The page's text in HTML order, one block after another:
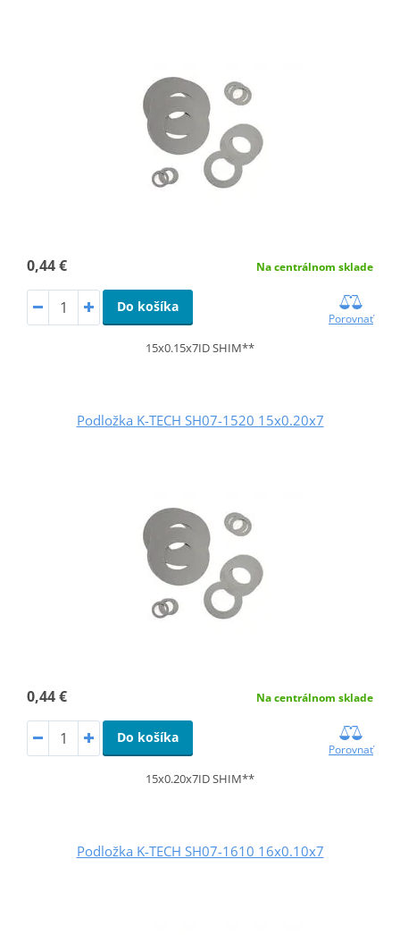
0,44 € Na centrálnom sklade
Do košíka
Porovnať
15x0.15x7ID SHIM**
Podložka K-TECH SH07-1520 15x0.20x7
0,44 € Na centrálnom sklade
Do košíka
Porovnať
15x0.20x7ID SHIM**
Podložka K-TECH SH07-1610 16x0.10x7